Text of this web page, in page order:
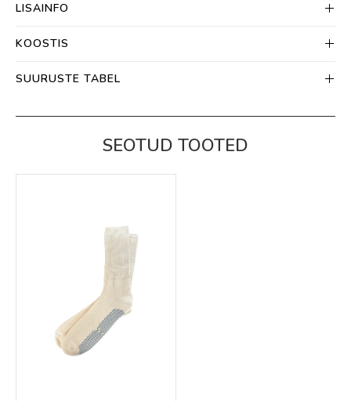
LISAINFO
KOOSTIS
SUURUSTE TABEL
SEOTUD TOOTED